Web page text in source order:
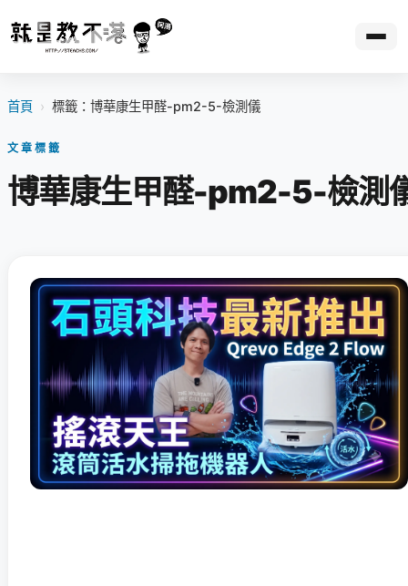
首頁 › 標籤：博華康生甲醛-pm2-5-檢測儀
文章標籤
博華康生甲醛-pm2-5-檢測